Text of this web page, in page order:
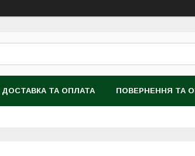
ДОСТАВКА ТА ОПЛАТА ПОВЕРНЕННЯ ТА